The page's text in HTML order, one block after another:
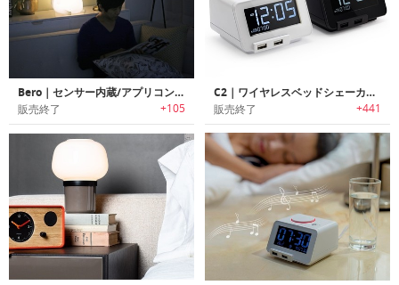
Bero｜センサー内蔵/アプリコントロールのキャラクターデザインスマートランプ「ベロ」
販売終了 +105
C2｜ワイヤレスベッドシェーカー機能搭載4イン1アラームクロック「シーツー」
販売終了 +441